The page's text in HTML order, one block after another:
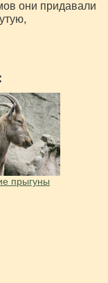
они придавали
прыгуны